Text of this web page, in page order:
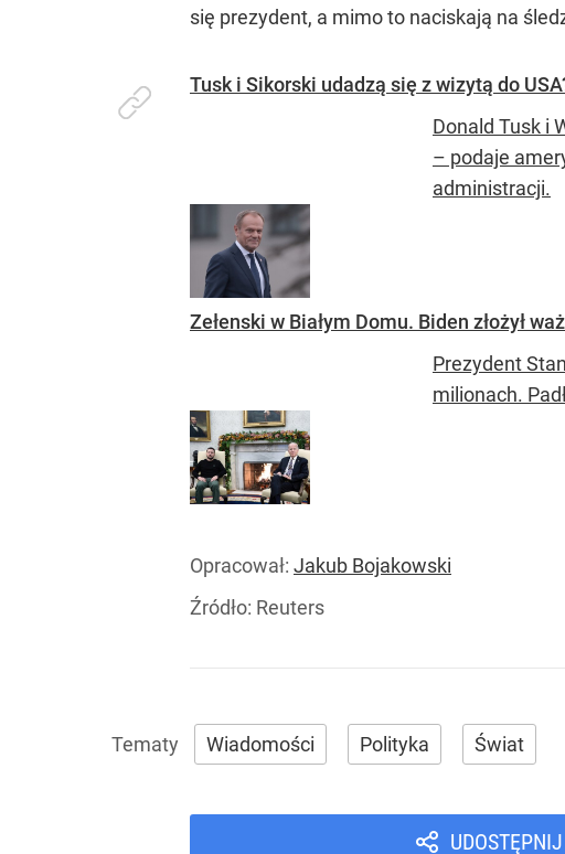
się prezydent, a mimo to naciskają na
Tusk i Sikorski udadzą się z wizytą do
Donald Tusk i
– podaje
administracji.
Zełenski w Białym Domu. Biden złożył
Prezydent
milionach.
Opracował: Jakub Bojakowski
Źródło: Reuters
Wiadomości Polityka Świat
UDOSTĘPNIJ